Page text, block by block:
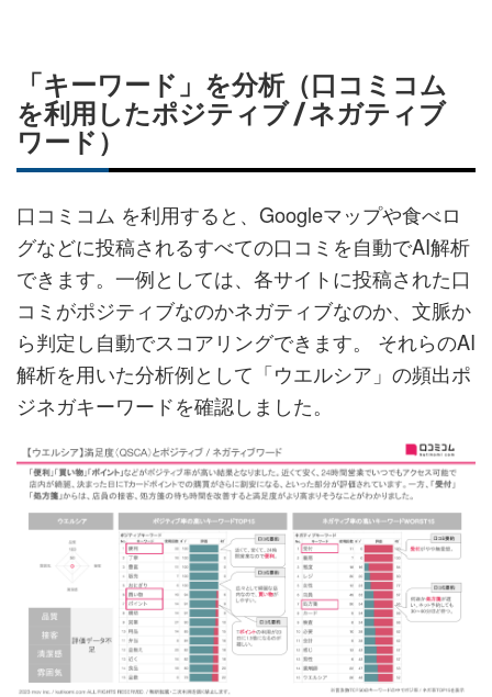
「キーワード」を分析（口コミコム
を利用したポジティブ / ネガティブ
ワード）
口コミコム を利用すると、Googleマップや食べロ
グなどに投稿されるすべての口コミを自動でAI解析
できます。一例としては、各サイトに投稿された口
コミがポジティブなのかネガティブなのか、文脈か
ら判定し自動でスコアリングできます。 それらのAI
解析を用いた分析例として「ウエルシア」の頻出ポ
ジネガキーワードを確認しました。